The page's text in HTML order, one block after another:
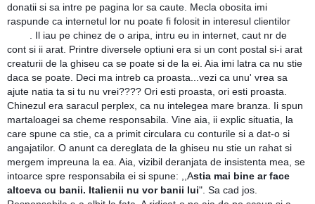
donatii si sa intre pe pagina lor sa caute. Mecla obosita imi
raspunde ca internetul lor nu poate fi folosit in interesul clientilor
. Il iau pe chinez de o aripa, intru eu in internet, caut nr de
cont si ii arat. Printre diversele optiuni era si un cont postal si-i arat
creaturii de la ghiseu ca se poate si de la ei. Aia imi latra ca nu stie
daca se poate. Deci ma intreb ca proasta...vezi ca unu' vrea sa
ajute natia ta si tu nu vrei???? Ori esti proasta, ori esti proasta.
Chinezul era saracul perplex, ca nu intelegea mare branza. Ii spun
martaloagei sa cheme responsabila. Vine aia, ii explic situatia, la
care spune ca stie, ca a primit circulara cu conturile si a dat-o si
angajatilor. O anunt ca dereglata de la ghiseu nu stie un rahat si
mergem impreuna la ea. Aia, vizibil deranjata de insistenta mea, se
intoarce spre responsabila ei si spune: ,,Astia mai bine ar face
altceva cu banii. Italienii nu vor banii lui". Sa cad jos.